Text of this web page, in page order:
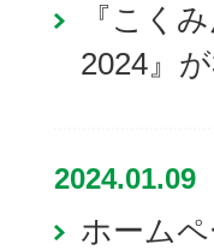
『こく
2024』
2024.01.09
ホーム